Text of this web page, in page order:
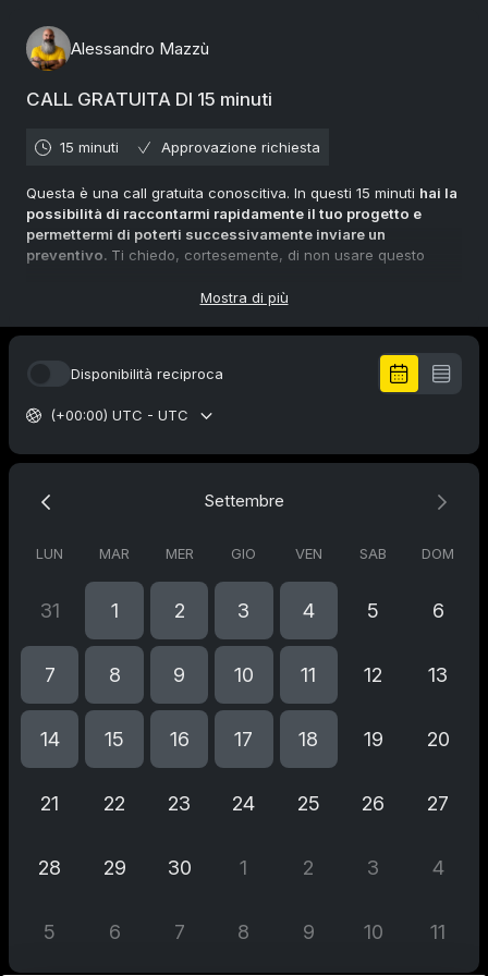
Alessandro Mazzù
CALL GRATUITA DI 15 minuti
15 minuti Approvazione richiesta
Questa è una call gratuita conoscitiva. In questi 15 minuti hai la
possibilità di raccontarmi rapidamente il tuo progetto e
permettermi di poterti successivamente inviare un
preventivo. Ti chiedo, cortesemente, di non usare questo
prevedi di prenotare una eventuale successiva consulenza.
Mostra di più
Disponibilità reciproca
(+00:00) UTC - UTC
Settembre
LUN MAR MER GIO VEN SAB DOM
31 1 2 3 4 5 6
7 8 9 10 11 12 13
14 15 16 17 18 19 20
21 22 23 24 25 26 27
28 29 30 1 2 3 4
5 6 7 8 9 10 11